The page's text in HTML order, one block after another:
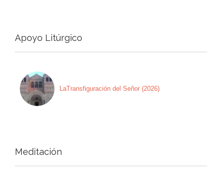
Apoyo Litúrgico
LaTransfiguración del Señor (2026)
Meditación